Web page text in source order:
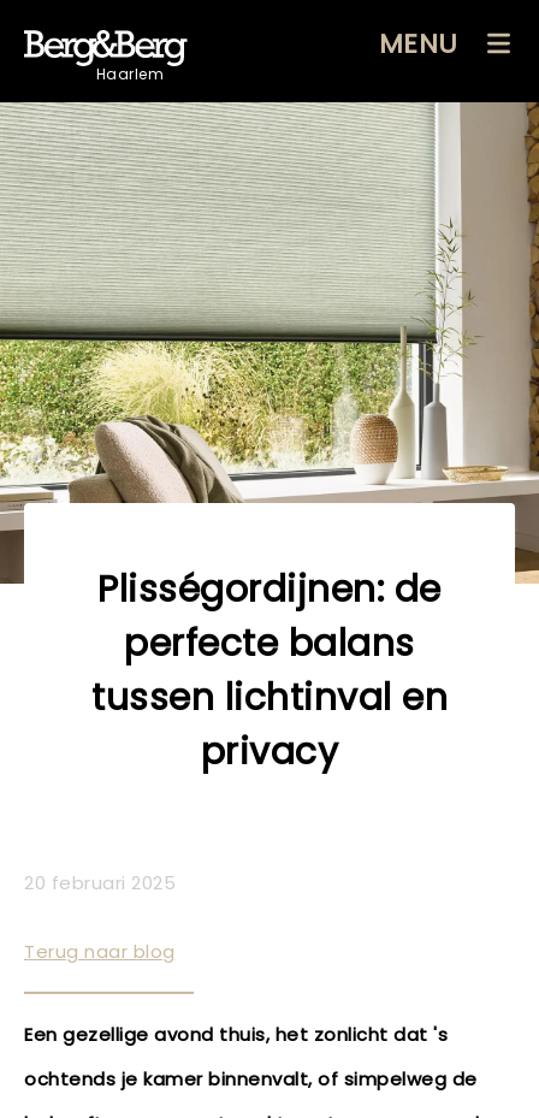
Haarlem
MENU
Plisségordijnen: de
perfecte balans
tussen lichtinval en
privacy
20 februari 2025
Terug naar blog
Een gezellige avond thuis, het zonlicht dat 's
ochtends je kamer binnenvalt, of simpelweg de